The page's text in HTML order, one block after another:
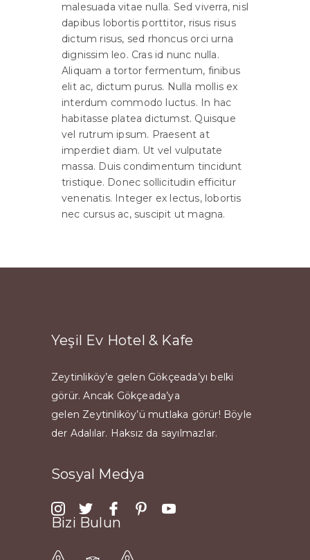
malesuada vitae nulla. Sed viverra, nisl
dapibus lobortis porttitor, risus risus
dictum risus, sed rhoncus orci urna
dignissim leo. Cras id nunc nulla.
Aliquam a tortor fermentum, finibus
elit ac, dictum purus. Nulla mollis ex
interdum commodo luctus. In hac
habitasse platea dictumst. Quisque
vel rutrum ipsum. Praesent at
imperdiet diam. Ut vel vulputate
massa. Duis condimentum tincidunt
tristique. Donec sollicitudin efficitur
venenatis. Integer ex lectus, lobortis
nec cursus ac, suscipit ut magna.
Yeşil Ev Hotel & Kafe
Zeytinliköy’e gelen Gökçeada’yı belki
görür. Ancak Gökçeada’ya
gelen Zeytinliköy’ü mutlaka görür! Böyle
der Adalılar. Haksız da sayılmazlar.
Sosyal Medya
Bizi Bulun